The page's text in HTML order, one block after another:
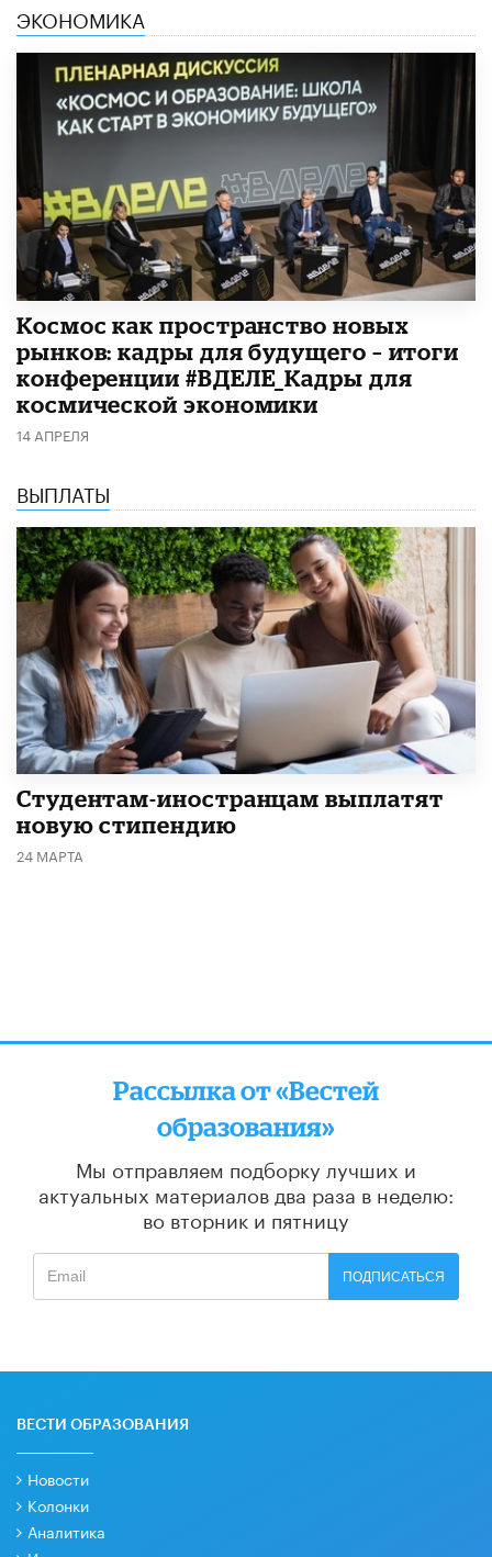
ЭКОНОМИКА
Космос как пространство новых
рынков: кадры для будущего – итоги
конференции #ВДЕЛЕ_Кадры для
космической экономики
14 АПРЕЛЯ
ВЫПЛАТЫ
Студентам-иностранцам выплатят
новую стипендию
24 МАРТА
Рассылка от «Вестей
образования»
Мы отправляем подборку лучших и
актуальных материалов два раза в неделю:
во вторник и пятницу
ПОДПИСАТЬСЯ
ВЕСТИ ОБРАЗОВАНИЯ
Новости
Колонки
Аналитика